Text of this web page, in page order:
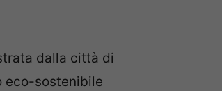
dalla città di
eco-sostenibile